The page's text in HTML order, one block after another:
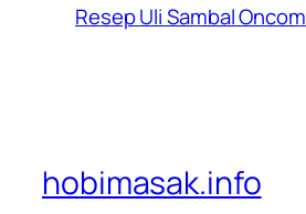
Resep Uli Sambal Oncom
hobimasak.info